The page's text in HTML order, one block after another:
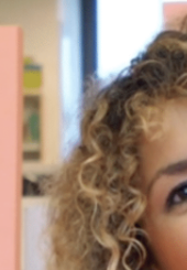
Choisissez le
contacter *